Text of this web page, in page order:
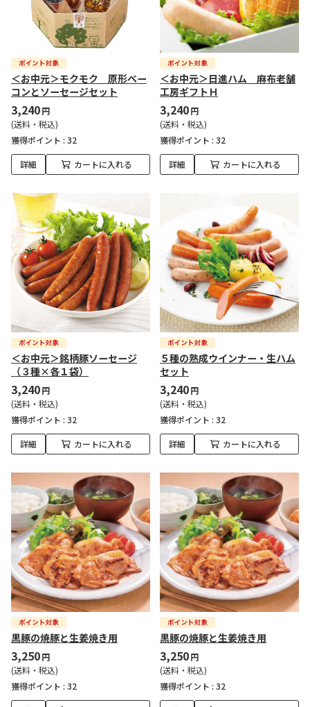
＜お中元＞モクモク 原形ベー
コンとソーセージセット
3,240円
(送料・税込)
獲得ポイント : 32
詳細 カートに入れる
＜お中元＞日進ハム 麻布老舗
工房ギフトＨ
3,240円
(送料・税込)
獲得ポイント : 32
詳細 カートに入れる
＜お中元＞銘柄豚ソーセージ
（３種×各１袋）
3,240円
(送料・税込)
獲得ポイント : 32
詳細 カートに入れる
５種の熟成ウインナー・生ハム
セット
3,240円
(送料・税込)
獲得ポイント : 32
詳細 カートに入れる
黒豚の焼豚と生姜焼き用
3,250円
(送料・税込)
獲得ポイント : 32
黒豚の焼豚と生姜焼き用
3,250円
(送料・税込)
獲得ポイント : 32